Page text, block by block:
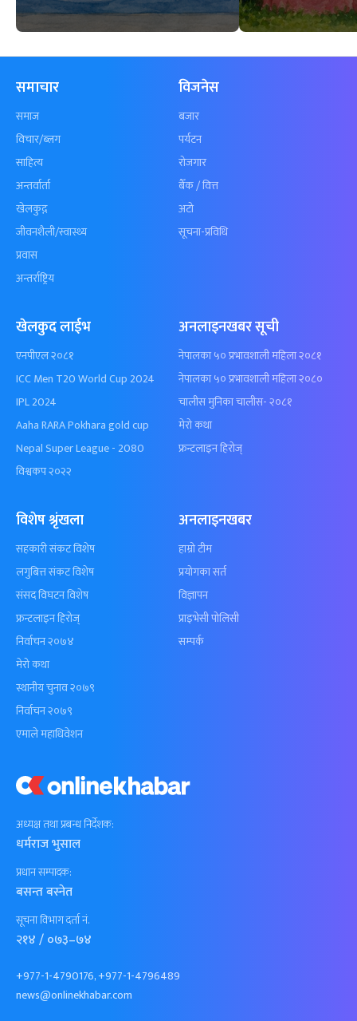
अध्यक्ष तथा प्रबन्ध निर्देशक:
धर्मराज भुसाल
प्रधान सम्पादक:
बसन्त बस्नेत
सूचना विभाग दर्ता नं.
२१४ / ०७३–७४
+977-1-4790176, +977-1-4796489
news@onlinekhabar.com
समाचार
समाज
विचार/ब्लग
साहित्य
अन्तर्वार्ता
खेलकुद़़
जीवनशैली/स्वास्थ्य
प्रवास
अन्तर्राष्ट्रिय
विजनेस
बजार
पर्यटन
रोजगार
बैँक / वित्त
अटो
सूचना-प्रविधि
खेलकुद लाईभ
एनपीएल २०८१
ICC Men T20 World Cup 2024
IPL 2024
Aaha RARA Pokhara gold cup
Nepal Super League - 2080
विश्वकप २०२२
अनलाइनखबर सूची
नेपालका ५० प्रभावशाली महिला २०८१
नेपालका ५० प्रभावशाली महिला २०८०
चालीस मुनिका चालीस- २०८१
मेरो कथा
फ्रन्टलाइन हिरोज्
विशेष श्रृंखला
सहकारी संकट विशेष
लगुबित्त संकट विशेष
संसद विघटन विशेष
फ्रन्टलाइन हिरोज्
निर्वाचन २०७४
मेरो कथा
स्थानीय चुनाव २०७९
निर्वाचन २०७९
एमाले महाधिवेशन
अनलाइनखबर
हाम्रो टीम
प्रयोगका सर्त
विज्ञापन
प्राइभेसी पोलिसी
सम्पर्क